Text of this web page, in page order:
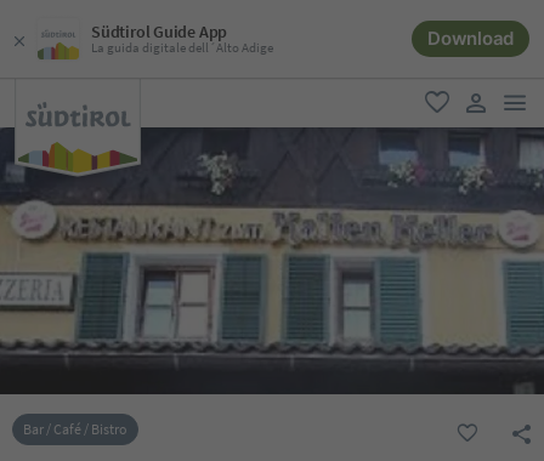
Südtirol Guide App
La guida digitale dell´Alto Adige Download
favoriti
user link
Bar / Café / Bistro